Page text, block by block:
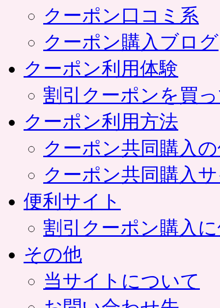
クーポン口コミ系
クーポン購入ブログ
クーポン利用体験
割引クーポンを買
クーポン利用方法
クーポン共同購入
クーポン共同購入
便利サイト
割引クーポン購入
その他
当サイトについて